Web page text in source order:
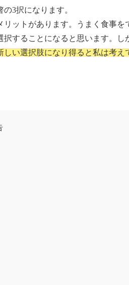
3択になります。
ットがあります。うまく食事を
することになると思います。し
い選択肢になり得ると私は考え